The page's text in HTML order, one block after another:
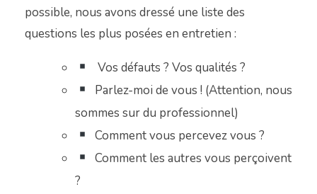
possible, nous avons dressé une liste des
questions les plus posées en entretien :
Vos défauts ? Vos qualités ?
Parlez-moi de vous ! (Attention, nous
sommes sur du professionnel)
Comment vous percevez vous ?
Comment les autres vous perçoivent
?